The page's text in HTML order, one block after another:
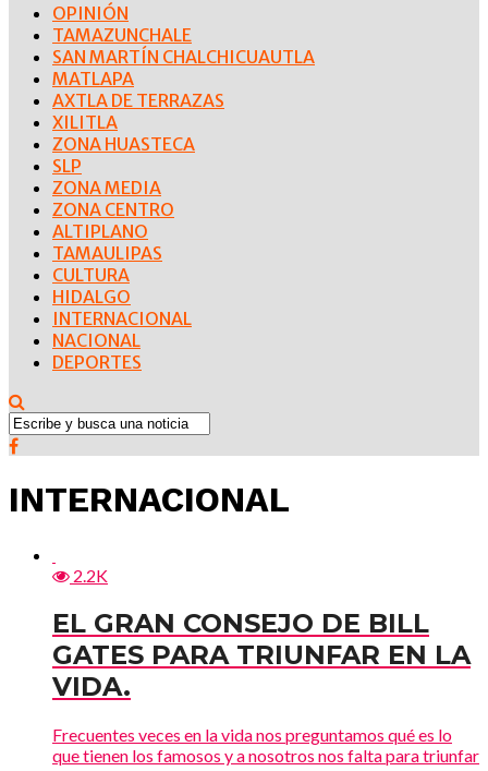
OPINIÓN
TAMAZUNCHALE
SAN MARTÍN CHALCHICUAUTLA
MATLAPA
AXTLA DE TERRAZAS
XILITLA
ZONA HUASTECA
SLP
ZONA MEDIA
ZONA CENTRO
ALTIPLANO
TAMAULIPAS
CULTURA
HIDALGO
INTERNACIONAL
NACIONAL
DEPORTES
INTERNACIONAL
2.2K
EL GRAN CONSEJO DE BILL
GATES PARA TRIUNFAR EN LA
VIDA.
Frecuentes veces en la vida nos preguntamos qué es lo
que tienen los famosos y a nosotros nos falta para triunfar